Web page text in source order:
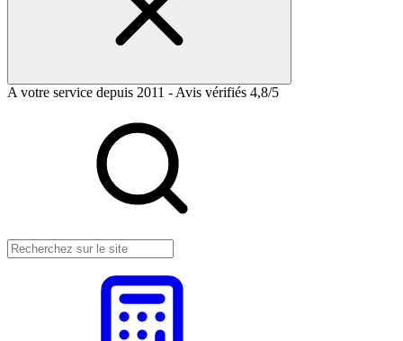
A votre service depuis 2011 - Avis vérifiés 4,8/5